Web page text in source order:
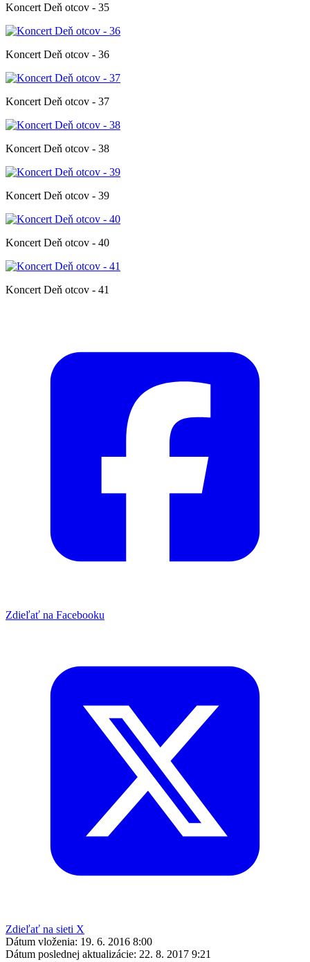
Koncert Deň otcov - 35
Koncert Deň otcov - 36
Koncert Deň otcov - 37
Koncert Deň otcov - 38
Koncert Deň otcov - 39
Koncert Deň otcov - 40
Koncert Deň otcov - 41
Zdieľať na Facebooku
Zdieľať na sieti X
Dátum vloženia: 19. 6. 2016 8:00
Dátum poslednej aktualizácie: 22. 8. 2017 9:21